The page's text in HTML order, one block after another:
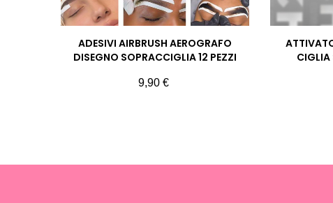
ADESIVI AIRBRUSH AEROGRAFO
DISEGNO SOPRACCIGLIA 12 PEZZI
Prezzo
9,90 €
CIGLIA